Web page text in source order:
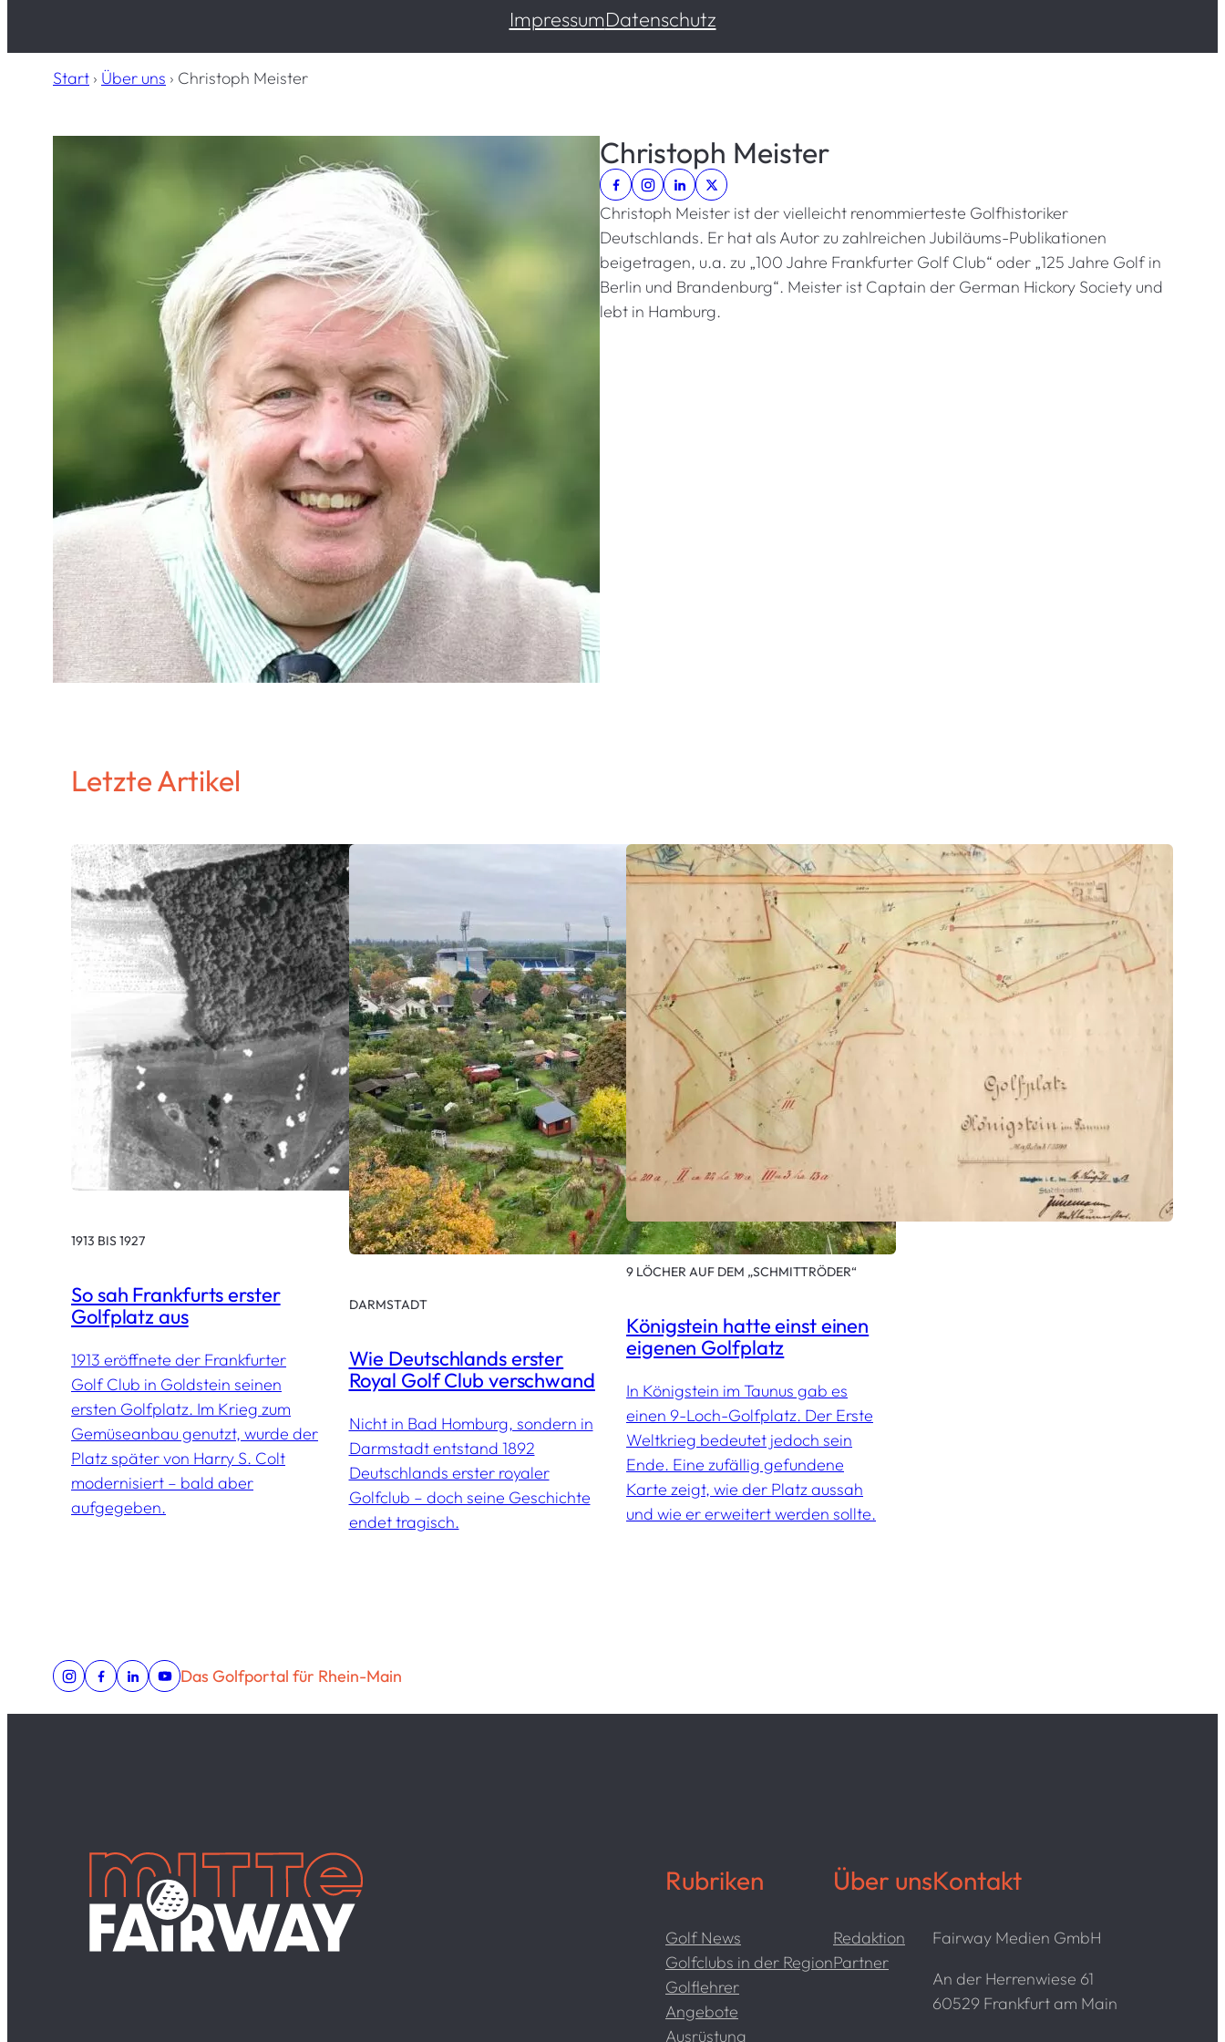
ImpressumDatenschutz
Start › Über uns › Christoph Meister
Christoph Meister
Christoph Meister ist der vielleicht renommierteste Golfhistoriker
Deutschlands. Er hat als Autor zu zahlreichen Jubiläums-Publikationen
beigetragen, u.a. zu „100 Jahre Frankfurter Golf Club“ oder „125 Jahre Golf in
Berlin und Brandenburg“. Meister ist Captain der German Hickory Society und
lebt in Hamburg.
Letzte Artikel
1913 BIS 1927
So sah Frankfurts erster
Golfplatz aus
1913 eröffnete der Frankfurter
Golf Club in Goldstein seinen
ersten Golfplatz. Im Krieg zum
Gemüseanbau genutzt, wurde der
Platz später von Harry S. Colt
modernisiert – bald aber
aufgegeben.
DARMSTADT
Wie Deutschlands erster
Royal Golf Club verschwand
Nicht in Bad Homburg, sondern in
Darmstadt entstand 1892
Deutschlands erster royaler
Golfclub – doch seine Geschichte
endet tragisch.
9 LÖCHER AUF DEM „SCHMITTRÖDER“
Königstein hatte einst einen
eigenen Golfplatz
In Königstein im Taunus gab es
einen 9-Loch-Golfplatz. Der Erste
Weltkrieg bedeutet jedoch sein
Ende. Eine zufällig gefundene
Karte zeigt, wie der Platz aussah
und wie er erweitert werden sollte.
Das Golfportal für Rhein-Main
Rubriken
Golf News
Golfclubs in der Region
Golflehrer
Angebote
Ausrüstung
Über uns
Redaktion
Partner
Kontakt
Fairway Medien GmbH
An der Herrenwiese 61
60529 Frankfurt am Main